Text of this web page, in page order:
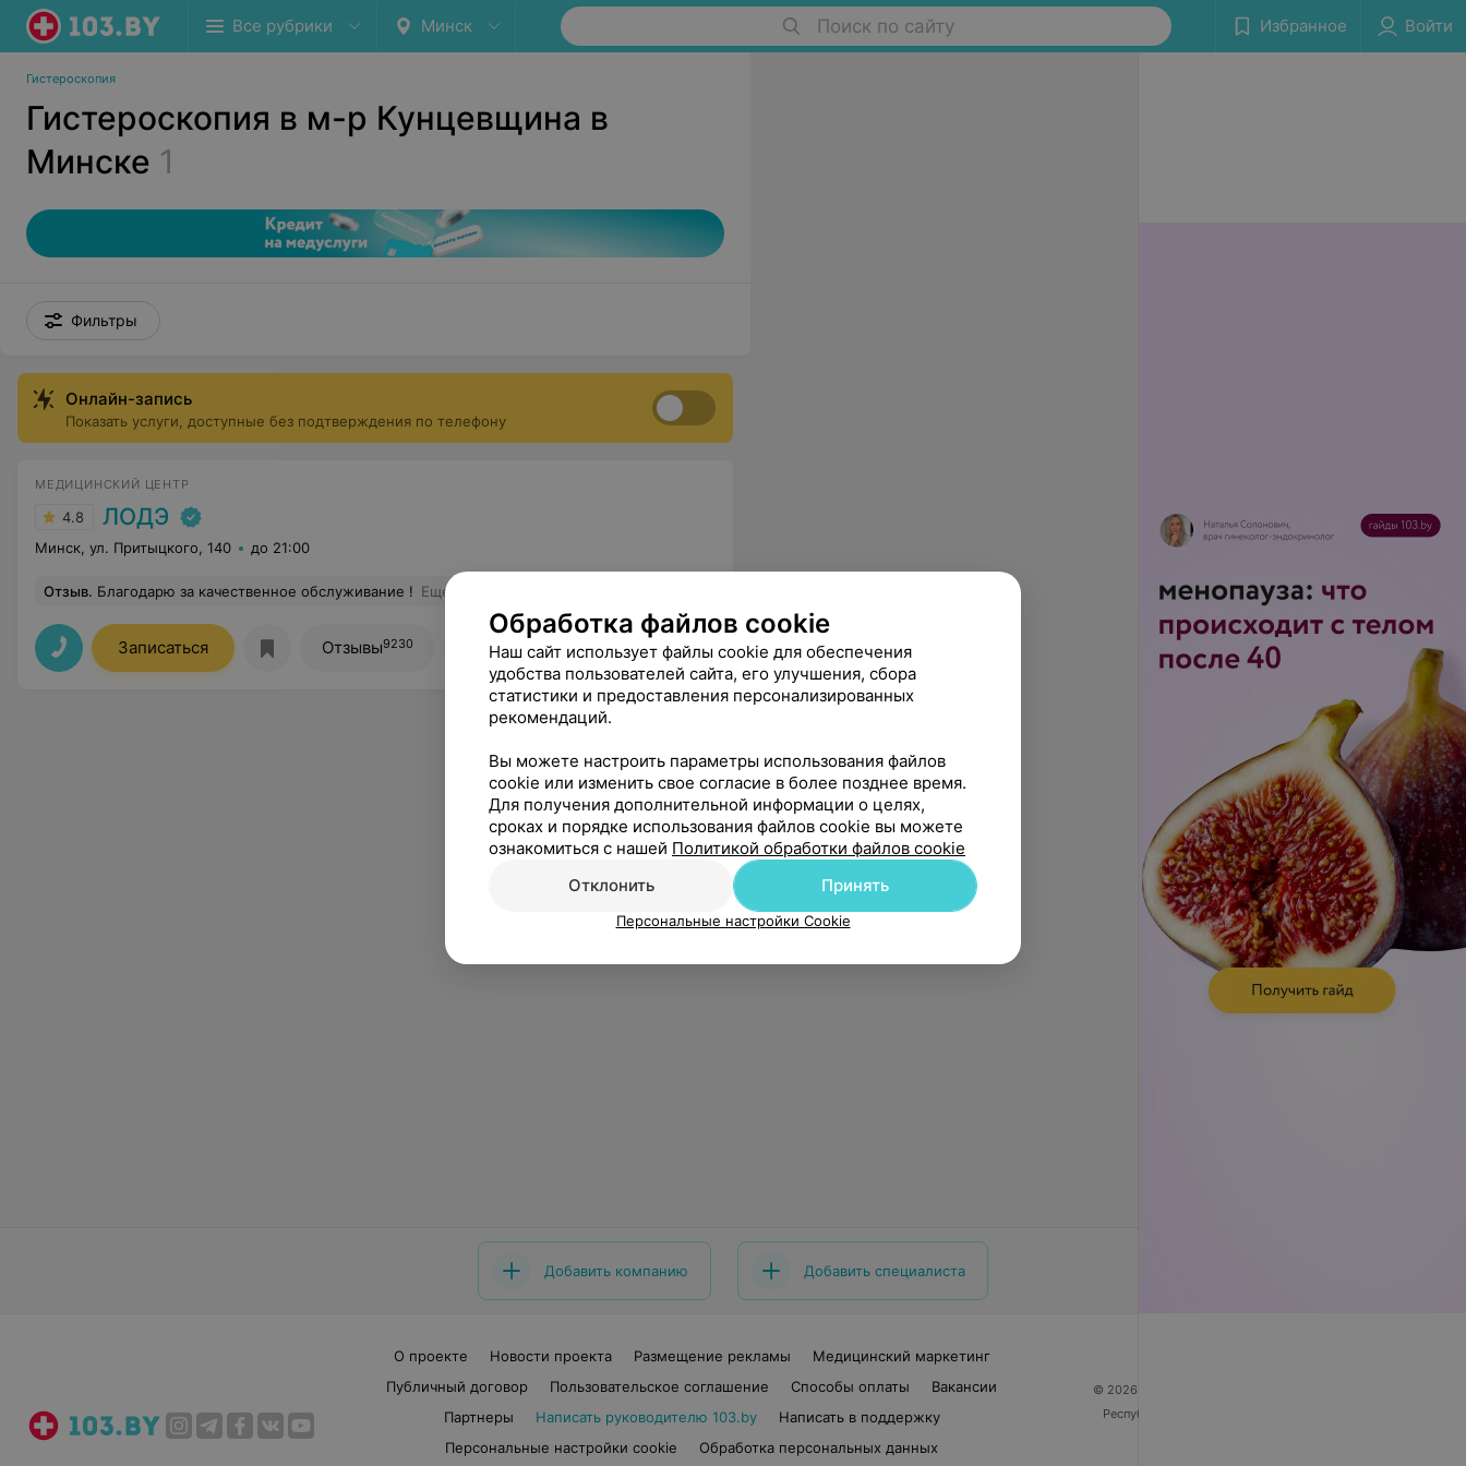
Все рубрики Минск Поиск по сайту Избранное Войти
Гистероскопия
Гистероскопия в м-р Кунцевщина в
Минске 1
Фильтры
Онлайн-запись
Показать услуги, доступные без подтверждения по телефону
МЕДИЦИНСКИЙ ЦЕНТР
4.8 ЛОДЭ
Минск, ул. Притыцкого, 140 до 21:00
Отзыв. Благодарю за качественное обслуживание ! Еще
Записаться Отзывы9230 Все адреса
Добавить компанию Добавить специалиста
О проекте Новости проекта Размещение рекламы
Медицинский маркетинг
Публичный договор
Пользовательское соглашение Способы оплаты
Вакансии
Партнеры
Написать руководителю 103.by
Написать в поддержку
Персональные настройки cookie
Обработка персональных данных
© 2026 ООО «Артокс Лаб», УНП 191700409
Республика Беларусь, г. Минск, улица Толбухина, 2,
Обработка файлов cookie
Наш сайт использует файлы cookie для обеспечения
удобства пользователей сайта, его улучшения, сбора
статистики и предоставления персонализированных
рекомендаций.
Вы можете настроить параметры использования файлов
cookie или изменить свое согласие в более позднее время.
Для получения дополнительной информации о целях,
сроках и порядке использования файлов cookie вы можете
ознакомиться с нашей Политикой обработки файлов cookie
Отклонить
Принять
Персональные настройки Cookie